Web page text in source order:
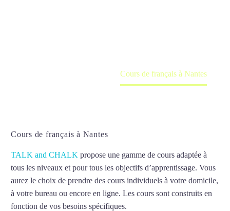
Cours de français à Nantes
Cours de français à Nantes
TALK and CHALK propose une gamme de cours adaptée à
tous les niveaux et pour tous les objectifs d’apprentissage. Vous
aurez le choix de prendre des cours individuels à votre domicile,
à votre bureau ou encore en ligne. Les cours sont construits en
fonction de vos besoins spécifiques.